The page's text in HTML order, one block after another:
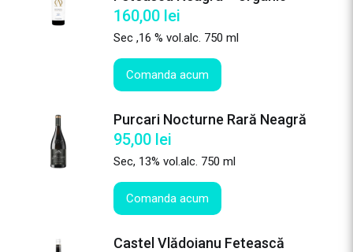
160,00 lei
Sec ,16 % vol.alc. 750 ml
Comanda acum
Purcari Nocturne Rară Neagră
95,00 lei
Sec, 13% vol.alc. 750 ml
Comanda acum
Castel Vlădoianu Fetească